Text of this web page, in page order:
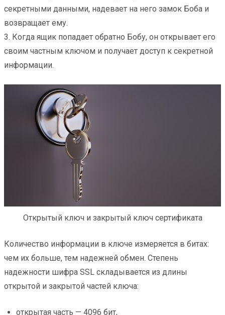
секретными данными, надевает на него замок Боба и
возвращает ему.
3. Когда ящик попадает обратно Бобу, он открывает его
своим частным ключом и получает доступ к секретной
информации.
Открытый ключ и закрытый ключ сертификата
Количество информации в ключе измеряется в битах:
чем их больше, тем надежней обмен. Степень
надежности шифра SSL складывается из длины
открытой и закрытой частей ключа:
открытая часть — 4096 бит,